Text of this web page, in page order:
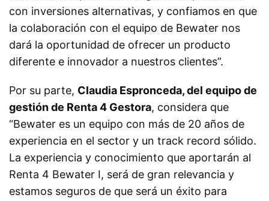
con inversiones alternativas, y confiamos en que
la colaboración con el equipo de Bewater nos
dará la oportunidad de ofrecer un producto
diferente e innovador a nuestros clientes”.
Por su parte, Claudia Espronceda, del equipo de
gestión de Renta 4 Gestora, considera que
“Bewater es un equipo con más de 20 años de
experiencia en el sector y un track record sólido.
La experiencia y conocimiento que aportarán al
Renta 4 Bewater I, será de gran relevancia y
estamos seguros de que será un éxito para